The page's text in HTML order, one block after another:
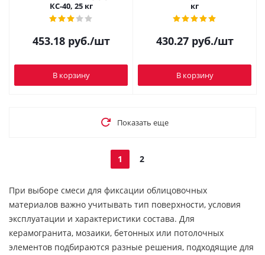
КС-40, 25 кг
453.18руб./шт
В корзину
кг
430.27руб./шт
В корзину
Показать еще
1 2
При выборе смеси для фиксации облицовочных
материалов важно учитывать тип поверхности, условия
эксплуатации и характеристики состава. Для
керамогранита, мозаики, бетонных или потолочных
элементов подбираются разные решения, подходящие для